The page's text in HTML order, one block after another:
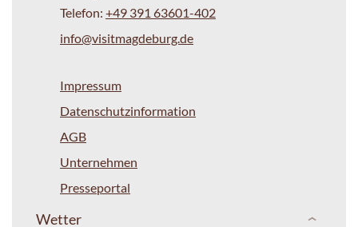
Telefon: +49 391 63601-402
info@visitmagdeburg.de
Impressum
Datenschutzinformation
AGB
Unternehmen
Presseportal
Wetter